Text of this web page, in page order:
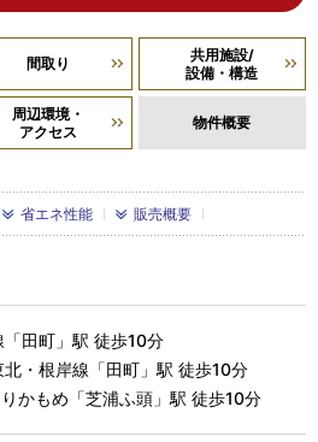
間取り
共用施設/
設備・構造
周辺環境・
アクセス
物件概要
省エネ性能 販売概要
「田町」駅 徒歩10分
北・根岸線「田町」駅 徒歩10分
かもめ「芝浦ふ頭」駅 徒歩10分